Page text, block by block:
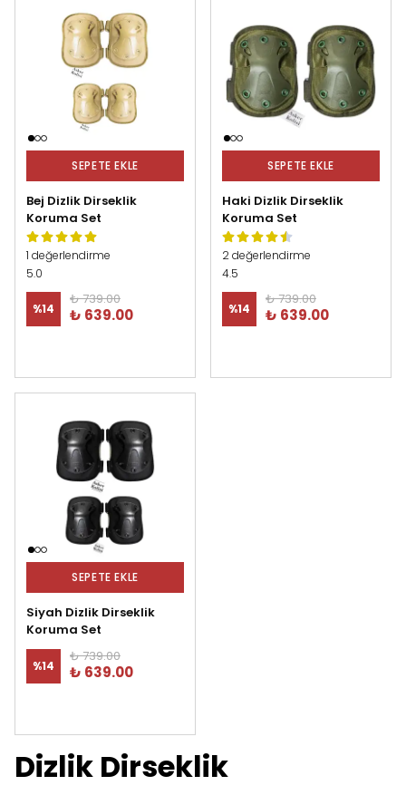
SEPETE EKLE
Bej Dizlik Dirseklik
Koruma Set
1 değerlendirme
5.0
%14
₺ 739.00
₺ 639.00
SEPETE EKLE
Haki Dizlik Dirseklik
Koruma Set
2 değerlendirme
4.5
%14
₺ 739.00
₺ 639.00
SEPETE EKLE
Siyah Dizlik Dirseklik
Koruma Set
%14
₺ 739.00
₺ 639.00
Dizlik Dirseklik